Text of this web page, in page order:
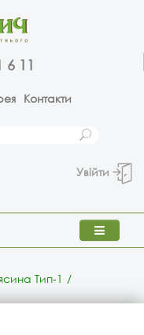
6 11
Контакти
Увійти
Тип-1